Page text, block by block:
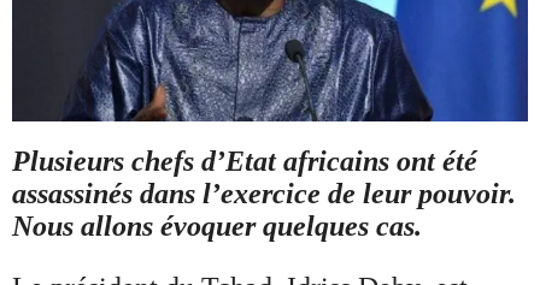
Plusieurs chefs d’Etat africains ont été
assassinés dans l’exercice de leur pouvoir.
Nous allons évoquer quelques cas.